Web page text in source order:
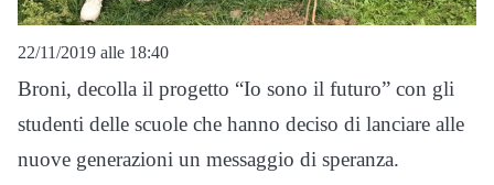
22/11/2019 alle 18:40
Broni, decolla il progetto “Io sono il futuro” con gli
studenti delle scuole che hanno deciso di lanciare alle
nuove generazioni un messaggio di speranza.